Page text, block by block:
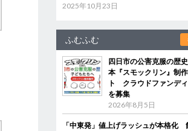
2025年10月23日
ふむふむ
四日市の公害克服の歴
本『スモックリン』制
ト クラウドファンデ
を募集
2026年8月5日
「中東発」値上げラッシュが本格化